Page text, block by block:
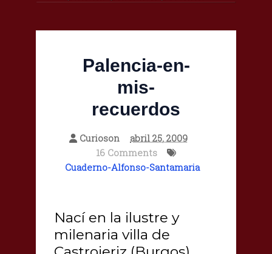
Palencia-en-
mis-
recuerdos
Curioson
abril 25, 2009
16 Comments
Cuaderno-Alfonso-Santamaria
Nací en la ilustre y
milenaria villa de